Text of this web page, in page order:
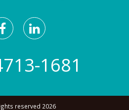
1681
reserved 2026